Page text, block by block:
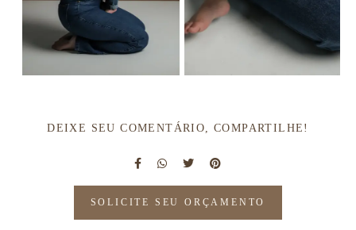
DEIXE SEU COMENTÁRIO, COMPARTILHE!
SOLICITE SEU ORÇAMENTO